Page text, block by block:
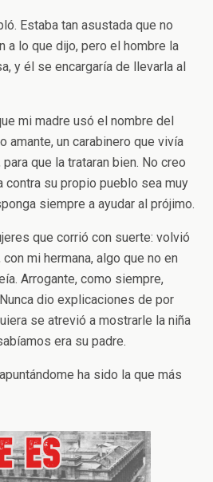
Estaba tan asustada que no
a lo que dijo, pero el hombre la
y él se encargaría de llevarla al
mi madre usó el nombre del
amante, un carabinero que vivía
que la trataran bien. No creo
contra su propio pueblo sea muy
siempre a ayudar al prójimo.
que corrió con suerte: volvió
mi hermana, algo que no en
Arrogante, como siempre,
dio explicaciones de por
se atrevió a mostrarle la niña
era su padre.
ha sido la que más